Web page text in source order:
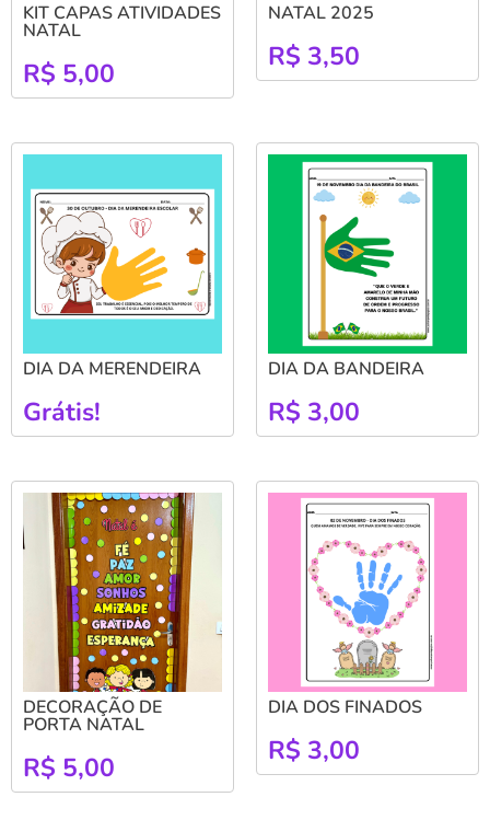
KIT CAPAS ATIVIDADES
NATAL
R$ 5,00
NATAL 2025
R$ 3,50
DIA DA MERENDEIRA
Grátis!
DIA DA BANDEIRA
R$ 3,00
DECORAÇÃO DE
PORTA NATAL
R$ 5,00
DIA DOS FINADOS
R$ 3,00